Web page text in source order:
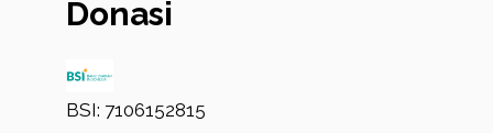
Donasi
BSI: 7106152815